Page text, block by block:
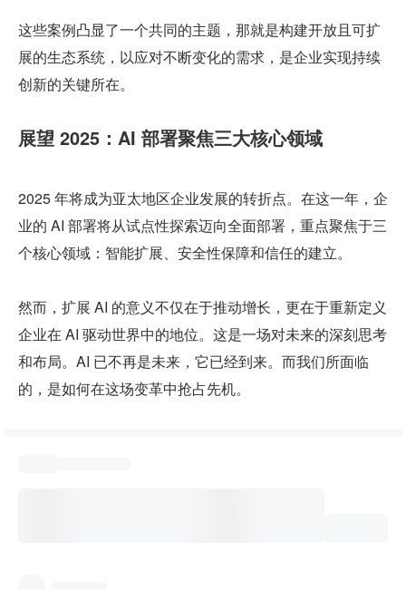
这些案例凸显了一个共同的主题，那就是构建开放且可扩
展的生态系统，以应对不断变化的需求，是企业实现持续
创新的关键所在。
展望 2025：AI 部署聚焦三大核心领域
2025 年将成为亚太地区企业发展的转折点。在这一年，企
业的 AI 部署将从试点性探索迈向全面部署，重点聚焦于三
个核心领域：智能扩展、安全性保障和信任的建立。
然而，扩展 AI 的意义不仅在于推动增长，更在于重新定义
企业在 AI 驱动世界中的地位。这是一场对未来的深刻思考
和布局。AI 已不再是未来，它已经到来。而我们所面临
的，是如何在这场变革中抢占先机。